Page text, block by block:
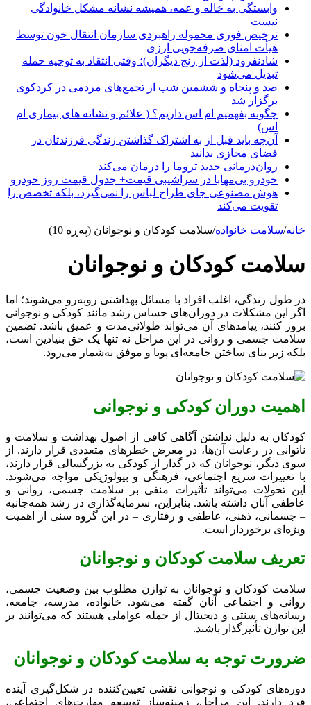
وابستگی به خاله و عمه، همیشه نشانه مشکل خانوادگی
نیست
ترخیص فوری محموله راهبردی سازمان انتقال خون توسط
هیأت امنای صرفه‌جویی ارزی
شادنفرود (لذت از رنج دیگران)؛ وقتی انتقاد به توجیه حمله
تبدیل می‌شود
صد و پنجاه‌ و ششمین شب از تجمع‌های مردمی در کردکوی
برگزار شد
چگونه بفهمیم ام اس داریم؟ ( علائم و نشانه های بیماری ام
اس)
آن‌چه باید قبل از به اشتراک گذاشتن زندگی فرزندتان در
فضای مجازی بدانید
روان‌درمانی جدید تروما را درمان می‌کند
خودرو بی‌مهابا در سراشیبی قیمت+ جدول قیمت روز خودرو
هوش مصنوعی جای طراح لباس را نمی‌گیرد، بلکه تخصص را
تقویت می‌کند
خانه/سلامت خانواده/سلامت کودکان و نوجوانان (پەڕە 10)
سلامت کودکان و نوجوانان
در طول زندگی، اغلب افراد با مسائل بهداشتی روبه‌رو می‌شوند؛ اما
اگر این مشکلات در دوران‌های حساس رشد مانند کودکی و نوجوانی
بروز کنند، پیامدهای آن می‌تواند طولانی‌مدت و عمیق باشد. تضمین
سلامت جسمی و روانی در این مراحل نه تنها یک حق بنیادین است،
بلکه زیر بنای ساختن جامعه‌ای پویا و موفق به‌شمار می‌رود.
اهمیت دوران کودکی و نوجوانی
کودکان به دلیل نداشتن آگاهی کافی از اصول بهداشت و سلامت و
ناتوانی در رعایت آن‌ها، در معرض خطرهای متعددی قرار دارند. از
سوی دیگر، نوجوانان که در گذار از کودکی به بزرگسالی قرار دارند،
با تغییرات سریع اجتماعی، فرهنگی و بیولوژیکی مواجه می‌شوند.
این تحولات می‌تواند تأثیرات منفی بر سلامت جسمی، روانی و
عاطفی آنان داشته باشد. بنابراین، سرمایه‌گذاری در رشد همه‌جانبه
– جسمانی، ذهنی، عاطفی و رفتاری – در این گروه سنی از اهمیت
ویژه‌ای برخوردار است.
تعریف سلامت کودکان و نوجوانان
سلامت کودکان و نوجوانان به توازن مطلوب بین وضعیت جسمی،
روانی و اجتماعی آنان گفته می‌شود. خانواده، مدرسه، جامعه،
رسانه‌های سنتی و دیجیتال از جمله عواملی هستند که می‌توانند بر
این توازن تأثیرگذار باشند.
ضرورت توجه به سلامت کودکان و نوجوانان
دوره‌های کودکی و نوجوانی نقشی تعیین‌کننده در شکل‌گیری آینده
فرد دارند. این مراحل، زمینه‌ساز توسعه مهارت‌های اجتماعی،